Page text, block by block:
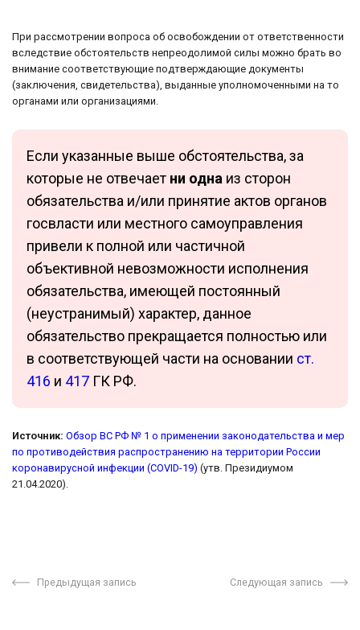
При рассмотрении вопроса об освобождении от ответственности
вследствие обстоятельств непреодолимой силы можно брать во
внимание соответствующие подтверждающие документы
(заключения, свидетельства), выданные уполномоченными на то
органами или организациями.
Если указанные выше обстоятельства, за
которые не отвечает ни одна из сторон
обязательства и/или принятие актов органов
госвласти или местного самоуправления
привели к полной или частичной
объективной невозможности исполнения
обязательства, имеющей постоянный
(неустранимый) характер, данное
обязательство прекращается полностью или
в соответствующей части на основании ст.
416 и 417 ГК РФ.
Источник: Обзор ВС РФ № 1 о применении законодательства и мер
по противодействия распространению на территории России
коронавирусной инфекции (COVID-19) (утв. Президиумом
21.04.2020).
Предыдущая запись Следующая запись